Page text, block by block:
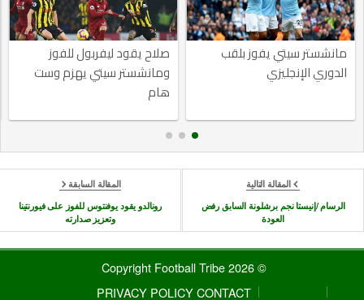
مانشستر سيتي يفوز بلقب
الدوري الإنجليزي
صلاح يقود ليفربول للفوز
ومانشستر سيتي يهزم وست
هام
المقالة التالية
الرسام /إنيستا نجم برشلونة السابق رفض
العودة
المقالة السابقة
رونالدو يقود يوفنتوس للفوز على فيورنتينا
وتعزيز صدارته
© 2026 Copyright Football Tribe
CONTACT
PRIVACY POLICY